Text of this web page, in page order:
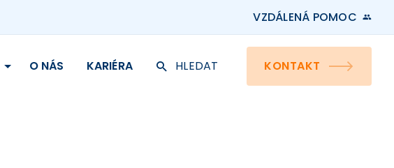
VZDÁLENÁ POMOC
O NÁS KARIÉRA HLEDAT KONTAKT